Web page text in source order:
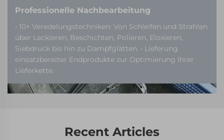
Professionelle Nachbearbeitung
• 10+ Veredelungstechniken: Von Schleifen und Strahlen
über Lackieren, Beschichten, Polieren, Eloxieren,
Siebdruck bis hin zu Dampfglätten. • Lieferung
einsatzbereiter Endprodukte zur Optimierung Ihrer
Lieferkette.
Recent Articles